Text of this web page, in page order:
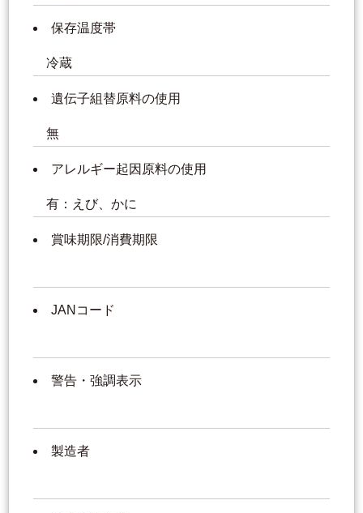
保存温度帯
冷蔵
遺伝子組替原料の使用
無
アレルギー起因原料の使用
有：えび、かに
賞味期限/消費期限
JANコード
警告・強調表示
製造者